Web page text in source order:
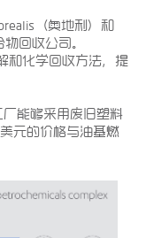
（奥地利）和
回收公司。
和化学回收方法，提
能够采用废旧塑料
元的价格与油基燃